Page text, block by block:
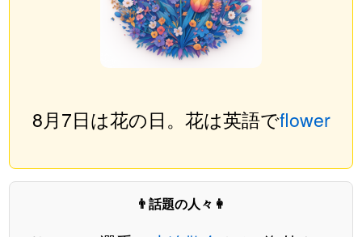
8月7日は花の日。花は英語でflower
👨話題の人々👩